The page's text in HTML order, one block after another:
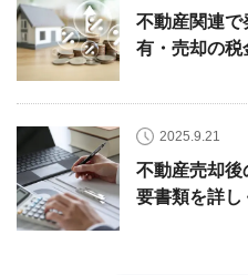
不動産関連で
有・売却の
2025.9.21
不動産売却
要書類を詳し